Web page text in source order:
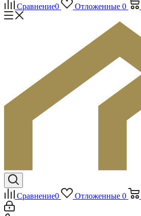
Сравнение0 Отложенные 0
Сравнение0 Отложенные 0